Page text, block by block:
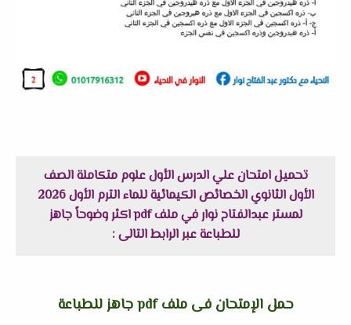
تحميل امتحان علي الدرس الأول علوم متكاملة الصف
الأول الثانوي الخصائص الكيمائية للماء الترم الأول 2026
لمستر عبدالفتاح نوار في ملف pdf اكثر وضوحاً جاهز
للطباعة عبر الرابط التالى :
حمل الإمتحان فى ملف pdf جاهز للطباعة